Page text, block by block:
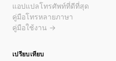
แอปแปลโทรศัพท์ที่ดีที่สุด
คู่มือโทรหลายภาษา
คู่มือใช้งาน →
เปรียบเทียบ